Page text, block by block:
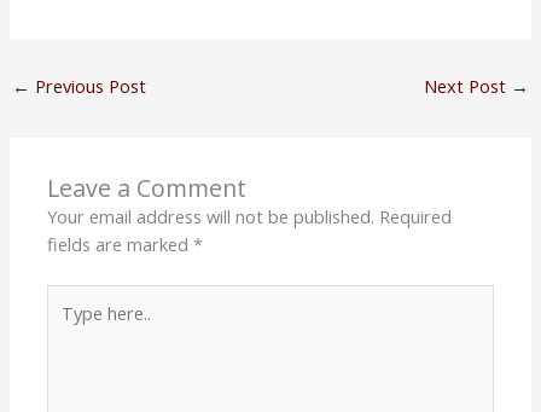
← Previous Post Next Post →
Leave a Comment
Your email address will not be published. Required
fields are marked*
here..